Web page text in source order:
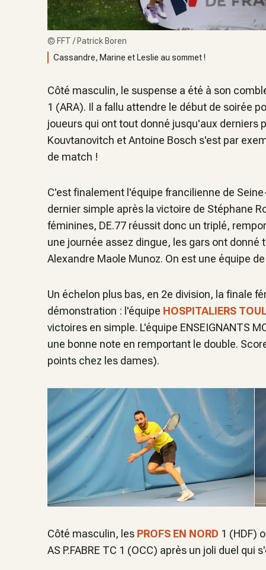
© FFT / Patrick Boren
Cassandre, Marine et Leslie au sommet !
Côté masculin, le suspense a été à son
1 (ARA). Il a fallu attendre le début de soirée
joueurs qui ont tout donné jusqu'aux derniers
Kouvtanovitch et Antoine Bosch s'est par
de match !
C'est finalement l'équipe francilienne de
dernier simple après la victoire de Stéphane
féminines, DE.77 réussit donc un triplé,
une journée assez dingue, les gars ont donné
Alexandre Maole Munoz. On est une équipe
Un échelon plus bas, en 2e division, la finale
démonstration : l'équipe HOSPITALIERS
victoires en simple. L'équipe ENSEIGNANTS
une bonne note en remportant le double.
points chez les dames).
Côté masculin, les PROFS EN NORD 1 (HDF)
AS P.FABRE TC 1 (OCC) après un joli duel qui